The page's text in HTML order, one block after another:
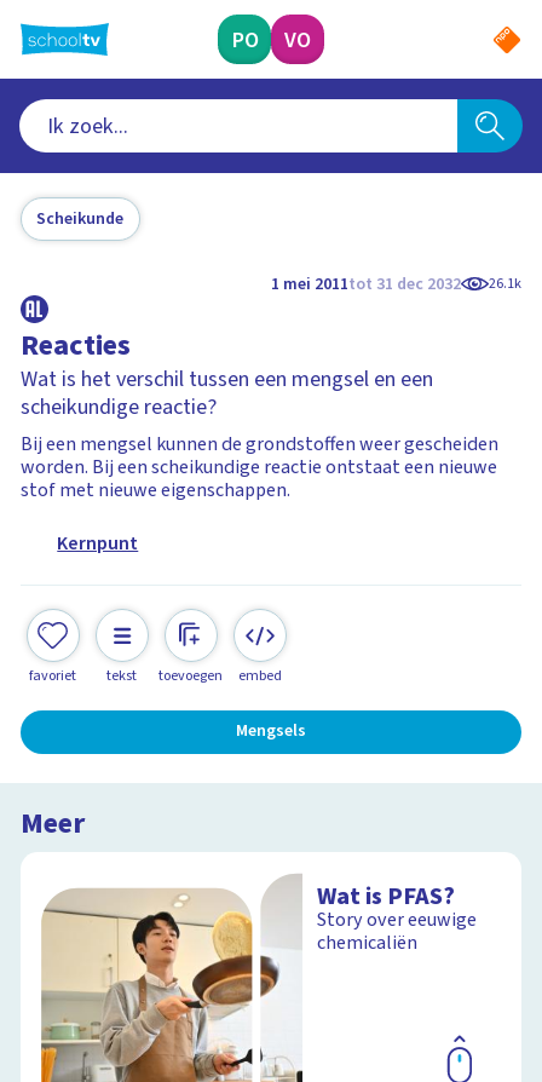
naar
hoofdinhoud
PO VO
Scheikunde
1 mei 2011tot 31 dec 2032 26.1k
Reacties
Wat is het verschil tussen een mengsel en een
scheikundige reactie?
Bij een mengsel kunnen de grondstoffen weer gescheiden
worden. Bij een scheikundige reactie ontstaat een nieuwe
stof met nieuwe eigenschappen.
Kernpunt
favoriet tekst toevoegen embed
Mengsels
Meer
Wat is PFAS?
Story over eeuwige
chemicaliën